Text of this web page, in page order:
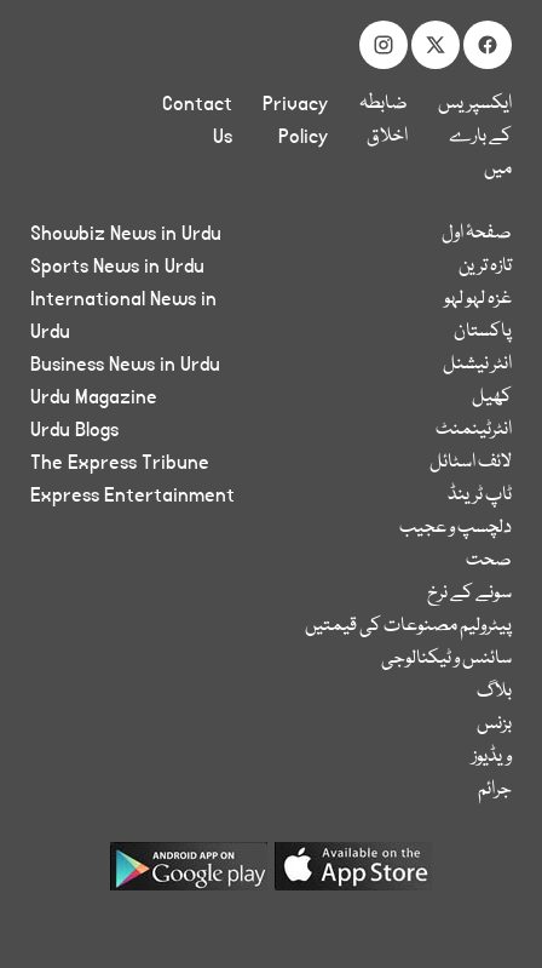
ایکسپریس
کے بارے
میں
ضابطہ
اخلاق
Privacy
Policy
Contact
Us
صفحۂ اول
تازہ ترین
غزہ لہو لہو
پاکستان
انٹر نیشنل
کھیل
انٹرٹینمنٹ
لائف اسٹائل
ٹاپ ٹرینڈ
دلچسپ و عجیب
صحت
سونے کے نرخ
پیٹرولیم مصنوعات کی قیمتیں
سائنس و ٹیکنالوجی
بلاگ
بزنس
ویڈیوز
جرائم
Showbiz News in Urdu
Sports News in Urdu
International News in
Urdu
Business News in Urdu
Urdu Magazine
Urdu Blogs
The Express Tribune
Express Entertainment